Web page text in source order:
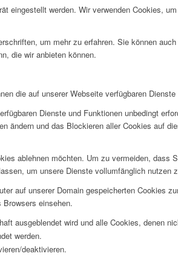
eingestellt werden. Wir verwenden Cookies,
um mehr zu erfahren. Sie können
die wir anbieten können.
die auf unserer Webseite verfügbaren
Dienste und Funktionen unbedingt
ändern und das Blockieren aller Cookies auf
ablehnen möchten. Um zu vermeiden,
um unsere Dienste vollumfänglich
auf unserer Domain gespeicherten Cookies
einsehen.
ausgeblendet wird und alle Cookies, denen
werden.
deaktivieren.